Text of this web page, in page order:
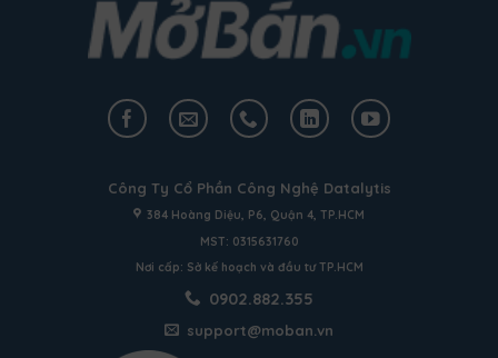
Công Ty Cổ Phần Công Nghệ Datalytis
384 Hoàng Diệu, P6, Quận 4, TP.HCM
MST: 0315631760
Nơi cấp: Sở kế hoạch và đầu tư TP.HCM
0902.882.355
support@moban.vn